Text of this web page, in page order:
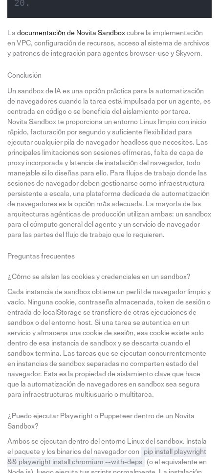
La documentación de Novita Sandboxcubre la implementación
en VPC, configuración de recursos, acceso al sistema de archivos
y patrones de integración para agentes browser-use y Skyvern.
Conclusión
Un sandbox de IA es una opción práctica para la automatización
de navegadores cuando la tarea está impulsada por un agente, es
centrada en código o se beneficia del aislamiento por tarea.
Novita Sandbox te proporciona un entorno Linux limpio con inicio
rápido, facturación por segundo y suficiente flexibilidad para
ejecutar cualquier pila de navegador headless que necesites. Las
principales limitaciones son sesiones efímeras, falta de capa de
proxy incorporada y latencia de instalación del navegador, todo
manejable si lo diseñas para ello. Para flujos de trabajo donde las
sesiones de navegador deben gestionarse como infraestructura
persistente a escala, una plataforma dedicada de automatización
de navegadores es la opción más adecuada. La mayoría de las
arquitecturas agénticas de producción utilizan ambas: un sandbox
para el cómputo general del agente y un servicio de navegador
para las partes del flujo de trabajo que lo requieren.
Preguntas frecuentes
¿Cómo se aíslan las cookies y credenciales en un sandbox?
Cada instancia de sandbox obtiene un perfil de navegador limpio y
vacío. Ninguna cookie, contraseña almacenada, token de sesión o
entrada de localStorage se transfiere de otras ejecuciones de
sandbox o del entorno host. Si una tarea se autentica en un
servicio y almacena una cookie de sesión, esa cookie existe solo
dentro de esa instancia de sandbox y se descarta cuando el
sandbox termina. Las tareas que se ejecutan concurrentemente
en instancias de sandbox separadas no comparten estado del
navegador. Esta es la propiedad de aislamiento clave que hace
que la automatización de navegadores en sandbox sea segura
para infraestructuras multiusuario o multitarea.
¿Puedo ejecutar Playwright o Puppeteer dentro de un Novita
Sandbox?
Ambos se ejecutan dentro del entorno Linux del sandbox. Instala
el paquete y los binarios del navegador con
pip install playwright
&& playwright install chromium --with-deps
(o el equivalente en